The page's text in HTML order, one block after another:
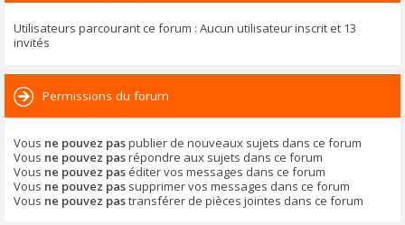
Utilisateurs parcourant ce forum : Aucun utilisateur inscrit et 13
invités
Permissions du forum
Vous ne pouvez paspublier de nouveaux sujets dans ce forum
Vous ne pouvez pasrépondre aux sujets dans ce forum
Vous ne pouvez pas éditer vos messages dans ce forum
Vous ne pouvez pas supprimer vos messages dans ce forum
Vous ne pouvez pastransférer de pièces jointes dans ce forum